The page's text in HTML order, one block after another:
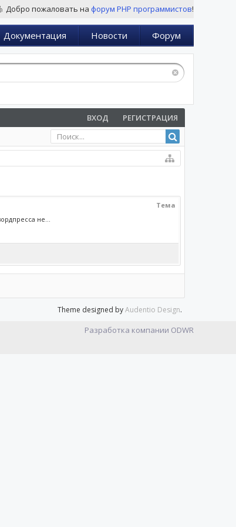
Добро пожаловать на форум PHP программистов!
Документация Новости Форум
ВХОД РЕГИСТРАЦИЯ
Тема
не...
Theme designed byAudentio Design.
Разработка компании ODWR